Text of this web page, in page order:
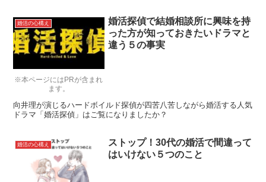
※本ページにはPRが含まれ
ます。
婚活の心構え
婚活探偵で結婚相談所に興味を持
った方が知っておきたいドラマと
違う５の事実
向井理が演じるハードボイルド探偵が四苦八苦しながら婚活する人気
ドラマ「婚活探偵」はご覧になりましたか？
婚活の心構え
ストップ！30代の婚活で間違って
はいけない５つのこと